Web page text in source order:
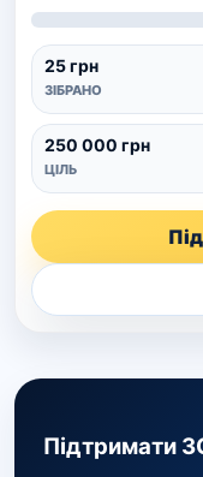
25 грн
ЗІБРАНО
250 000 грн
ЦІЛЬ
Підтримати